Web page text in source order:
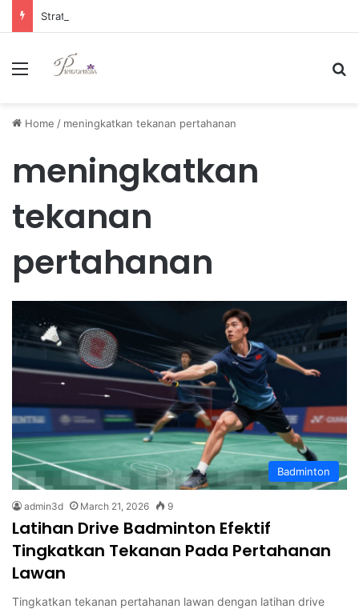
Menu
Home / meningkatkan tekanan pertahanan
meningkatkan
tekanan
pertahanan
Badminton
admin3d March 21, 2026 9
Latihan Drive Badminton Efektif
Tingkatkan Tekanan Pada Pertahanan
Lawan
Tingkatkan tekanan pertahanan lawan dengan latihan drive